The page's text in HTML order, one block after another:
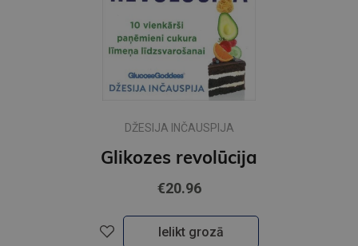
DŽESIJA INČAUSPIJA
Glikozes revolūcija
€20.96
Ielikt grozā